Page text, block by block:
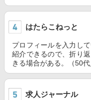
はたらこねっと
プロフィールを入力し
紹介できるので、折り
きる場合がある。（50代
求人ジャーナル